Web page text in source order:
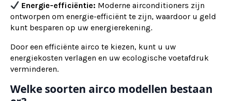
Energie-efficiëntie: Moderne airconditioners zijn
ontworpen om energie-efficiënt te zijn, waardoor u geld
kunt besparen op uw energierekening.
Door een efficiënte airco te kiezen, kunt u uw
energiekosten verlagen en uw ecologische voetafdruk
verminderen.
Welke soorten airco modellen bestaan